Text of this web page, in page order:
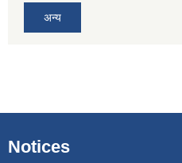
अन्य
Notices